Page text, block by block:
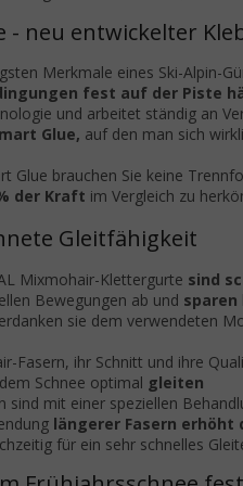
- neu entwickelter
Merkmale eines Ski-Alpin-
fest auf der Piste
und arbeitet ständig an
Glue, auf den man sich
Glue brauchen Sie keine
der Kraft im Vergleich zu
Gleitfähigkeit
Mixmohair-Klettergurte sind
Bewegungen ab und sparen
sie dem verwendeten
Fasern, ihr Schnitt und ihre
Schnee optimal gleiten
sind mit einer speziellen
längerer Fasern erhöht
für ein sehr schnelles